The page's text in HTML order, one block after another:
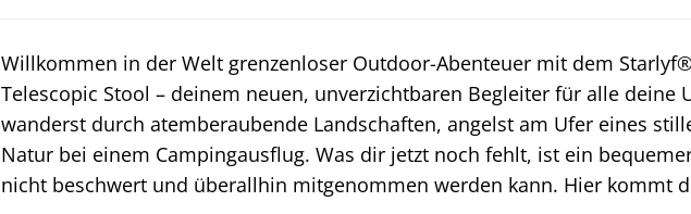
Willkommen in der Welt grenzenloser Outdoor-Abenteuer mit dem
Telescopic Stool – deinem neuen, unverzichtbaren Begleiter für alle deine
wanderst durch atemberaubende Landschaften, angelst am Ufer eines
Natur bei einem Campingausflug. Was dir jetzt noch fehlt, ist ein
nicht beschwert und überallhin mitgenommen werden kann. Hier kommt